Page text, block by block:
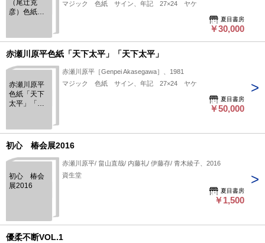
ップ机上作
戦盗視図」
（尾辻克
彦）色紙
「正シク生
キヨウ」
マジック 色紙 サイン、年記 27×24 ヤケ
夏目書房
￥30,000
赤瀬川原平色紙「天下太平」「天下太平」
赤瀬川原平
色紙「天下
太平」「天
赤瀬川原平［Genpei Akasegawa］、1981
マジック 色紙 サイン、年記 27×24 ヤケ
夏目書房
￥50,000
初心 椿会展2016
初心 椿会
展2016
赤瀬川原平/ 畠山直哉/ 内藤礼/ 伊藤存/ 青木綾子、2016
資生堂
夏目書房
￥1,500
優柔不断VOL.1